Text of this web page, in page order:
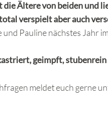
die Ältere von beiden und
verspielt aber auch
Pauline nächstes Jahr
geimpft,
meldet euch gerne